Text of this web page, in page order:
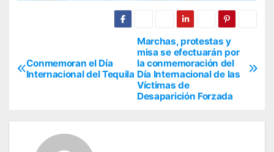
a
Marchas, protestas y
misa se efectuarán por
la conmemoración del
Día Internacional de las
Víctimas de
Desaparición Forzada
Conmemoran el Día
Internacional del Tequila